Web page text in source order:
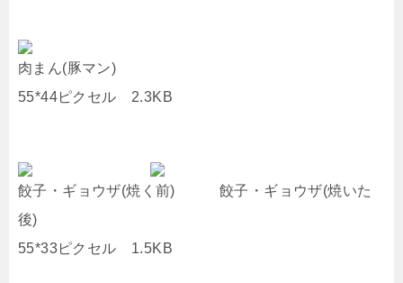
肉まん(豚マン)
55*44ピクセル 2.3KB
餃子・ギョウザ(焼く前) 餃子・ギョウザ(焼いた
後)
55*33ピクセル 1.5KB